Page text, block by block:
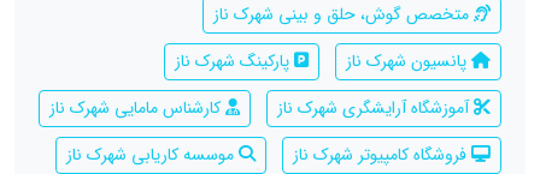
متخصص گوش، حلق و بینی شهرک ناز
پانسیون شهرک ناز
پارکینگ شهرک ناز
آموزشگاه آرایشگری شهرک ناز
کارشناس مامایی شهرک ناز
فروشگاه کامپیوتر شهرک ناز
موسسه کاریابی شهرک ناز